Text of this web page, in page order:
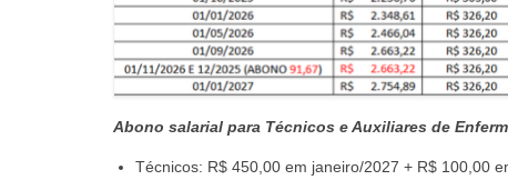
Abono salarial para Técnicos e Auxiliares de
Técnicos: R$ 450,00 em janeiro/2027 + R$ 100,00